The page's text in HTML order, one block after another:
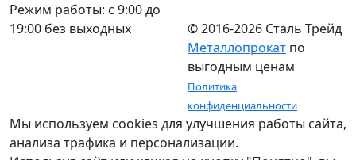
Режим работы: c 9:00 до
19:00 без выходных
© 2016-2026 Сталь Трейд
Металлопрокат по
выгодным ценам
Политика
конфиденциальности
Мы используем cookies для улучшения работы сайта,
анализа трафика и персонализации.